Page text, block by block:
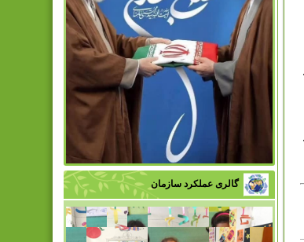
گالری عملکرد سازمان